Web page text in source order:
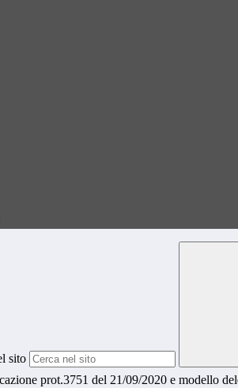
sito
prot.3751 del 21/09/2020 e modello